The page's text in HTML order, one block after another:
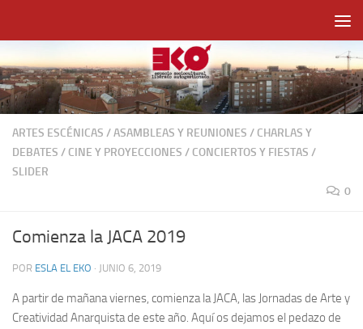
ARTES ESCÉNICAS /ASAMBLEAS Y REUNIONES / CHARLAS Y
DEBATES / CINE Y PROYECCIONES / CONCIERTOS Y FIESTAS /
SLIDER
0
Comienza la JACA 2019
POR ESLA EL EKO · JUNIO 6, 2019
A partir de mañana viernes, comienza la JACA, las Jornadas de Arte y
Creatividad Anarquista de este año. Aquí os dejamos el pedazo de